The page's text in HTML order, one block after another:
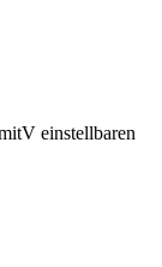
einstellbaren